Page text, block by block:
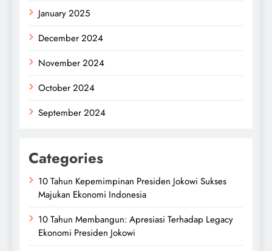
January 2025
December 2024
November 2024
October 2024
September 2024
Categories
10 Tahun Kepemimpinan Presiden Jokowi Sukses
Majukan Ekonomi Indonesia
10 Tahun Membangun: Apresiasi Terhadap Legacy
Ekonomi Presiden Jokowi